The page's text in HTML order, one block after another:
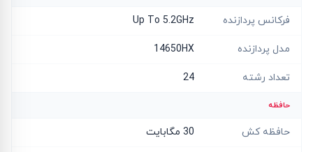
فرکانس پردازنده Up To 5.2GHz
مدل پردازنده 14650HX
تعداد رشته 24
حافظه
حافظه کش 30 مگابایت